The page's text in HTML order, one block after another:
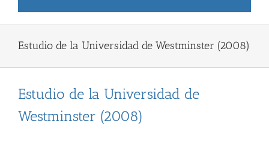
Estudio de la Universidad de Westminster (2008)
Estudio de la Universidad de
Westminster (2008)